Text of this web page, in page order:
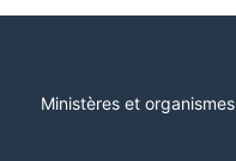
Ministères et organismes